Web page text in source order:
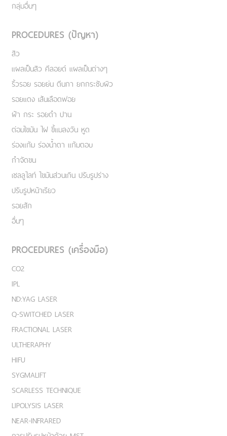
กลุ่มอื่นๆ
PROCEDURES (ปัญหา)
สิว
แผลเป็นสิว คีลอยด์ แผลเป็นต่างๆ
ริ้วรอย รอยย่น ตีนกา ยกกระชับผิว
รอยแดง เส้นเลือดฟอย
ฝ้า กระ รอยดำ ปาน
ต่อมไขมัน ไฝ ขี้แมลงวัน หูด
ร่องแก้ม ร่องน้ำตา แก้มตอบ
กำจัดขน
เชลลูไลท์ ไขมันส่วนเกิน ปรับรูปร่าง
ปรับรูปหน้าเรียว
รอยสัก
อื่นๆ
PROCEDURES (เครื่องมือ)
CO2
IPL
ND:YAG LASER
Q-SWITCHED LASER
FRACTIONAL LASER
ULTHERAPHY
HIFU
SYGMALIFT
SCARLESS TECHNIQUE
LIPOLYSIS LASER
NEAR-INFRARED